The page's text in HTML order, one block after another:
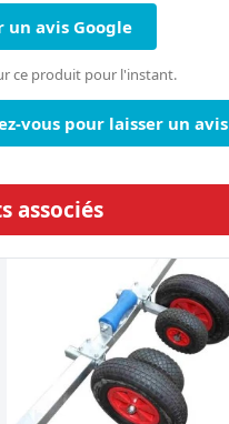
un avis Google
ce produit pour l'instant.
vous pour laisser un avis
associés